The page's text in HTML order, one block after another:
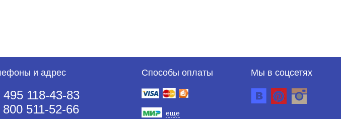
и адрес
495 118-43-83
800 511-52-66
Способы оплаты
еще
Мы в соцсетях